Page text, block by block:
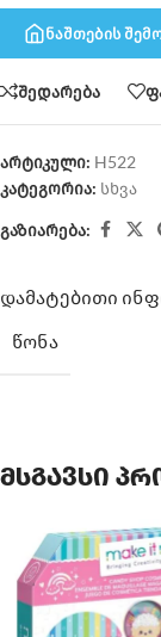
ნაშთების
შედარება
არტიკული: H522
კატეგორია: სხვა
გაზიარება:
დამატებითი
ᲬᲝᲜᲐ
მსგავსი